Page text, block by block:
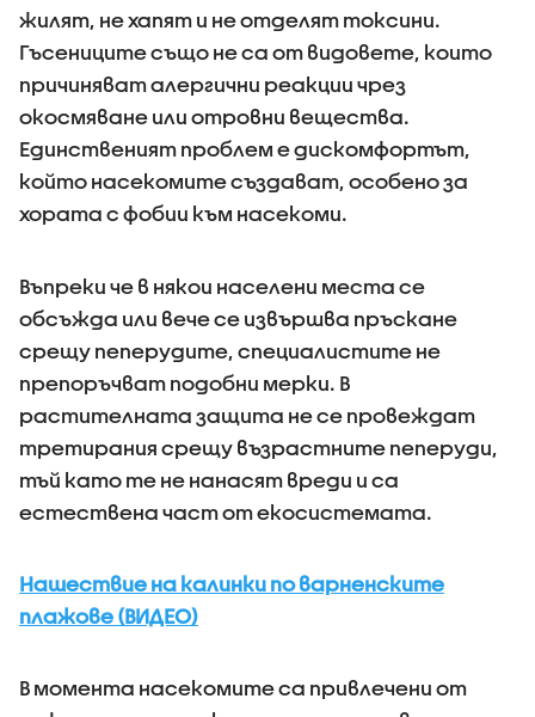
жилят, не хапят и не отделят токсини.
Гъсениците също не са от видовете, които
причиняват алергични реакции чрез
окосмяване или отровни вещества.
Единственият проблем е дискомфортът,
който насекомите създават, особено за
хората с фобии към насекоми.
Въпреки че в някои населени места се
обсъжда или вече се извършва пръскане
срещу пеперудите, специалистите не
препоръчват подобни мерки. В
растителната защита не се провеждат
третирания срещу възрастните пеперуди,
тъй като те не нанасят вреди и са
естествена част от екосистемата.
Нашествие на калинки по варненските
плажове (ВИДЕО)
В момента насекомите са привлечени от